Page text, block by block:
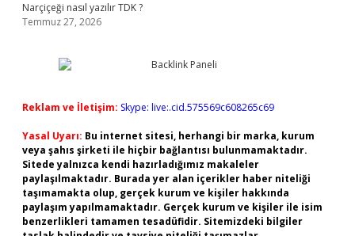
Narçiçeği nasıl yazılır TDK ?
Temmuz 27, 2026
Reklam ve İletişim: Skype: live:.cid.575569c608265c69
Yasal Uyarı: Bu internet sitesi, herhangi bir marka, kurum
veya şahıs şirketi ile hiçbir bağlantısı bulunmamaktadır.
Sitede yalnızca kendi hazırladığımız makaleler
paylaşılmaktadır. Burada yer alan içerikler haber niteliği
taşımamakta olup, gerçek kurum ve kişiler hakkında
paylaşım yapılmamaktadır. Gerçek kurum ve kişiler ile isim
benzerlikleri tamamen tesadüfidir. Sitemizdeki bilgiler